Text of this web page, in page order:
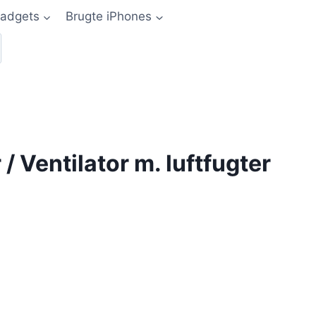
Brugte iPhones
/ Ventilator m. luftfugter